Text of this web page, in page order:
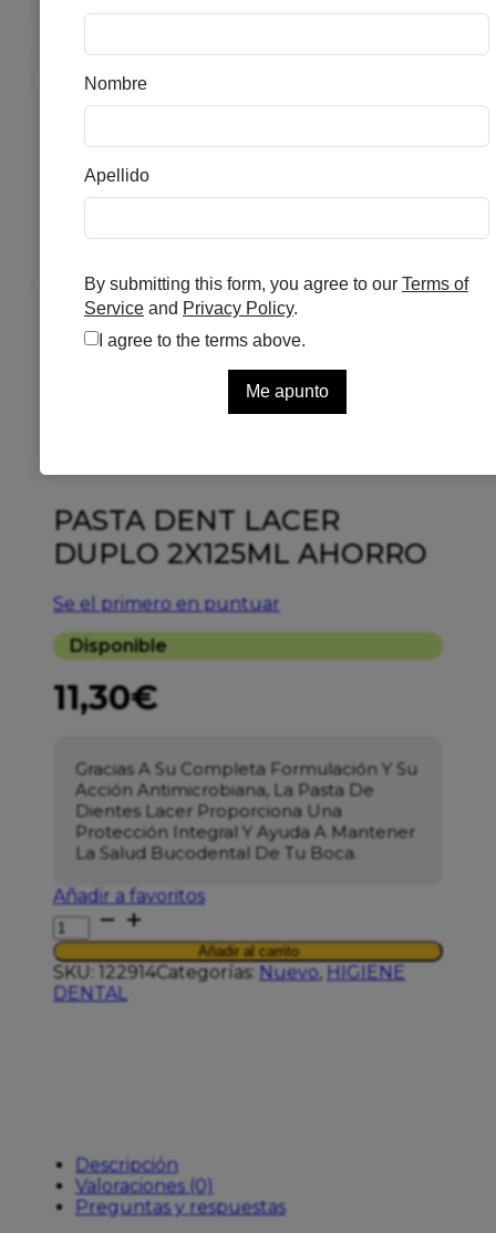
PASTA DENT LACER
DUPLO 2X125ML AHORRO
Se el primero en puntuar
Disponible
11,30€
Gracias A Su Completa Formulación Y Su
Acción Antimicrobiana, La Pasta De
Dientes Lacer Proporciona Una
Protección Integral Y Ayuda A Mantener
La Salud Bucodental De Tu Boca.
Añadir a favoritos
PASTA
DENT
LACER
DUPLO
2X125ML
Añadir al carrito
SKU: 122914Categorías: Nuevo, HIGIENE
DENTAL
Descripción
Valoraciones (0)
Preguntas y respuestas